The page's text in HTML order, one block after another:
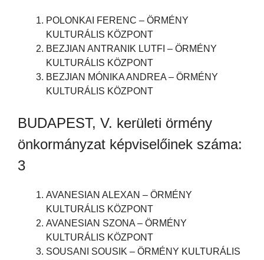
POLONKAI FERENC – ÖRMÉNY
KULTURÁLIS KÖZPONT
BEZJIAN ANTRANIK LUTFI – ÖRMÉNY
KULTURÁLIS KÖZPONT
BEZJIAN MÓNIKA ANDREA – ÖRMÉNY
KULTURÁLIS KÖZPONT
BUDAPEST, V. kerületi örmény
önkormányzat képviselőinek száma:
3
AVANESIAN ALEXAN – ÖRMÉNY
KULTURÁLIS KÖZPONT
AVANESIAN SZONA – ÖRMÉNY
KULTURÁLIS KÖZPONT
SOUSANI SOUSIK – ÖRMÉNY KULTURÁLIS